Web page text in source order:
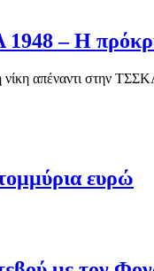
– Η
απέναντι στην
ευρώ